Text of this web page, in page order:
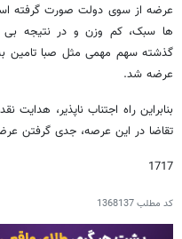
عرضه از سوی دولت صورت گرفته
ها سبک، کم وزن و در نتیجه بی
عرضه شد.
بنابراین راه اجتناب ناپذیر،
تقاضا در این عرصه، جدی گرفتن
1717
کد مطلب1368137